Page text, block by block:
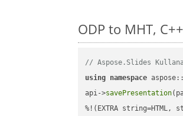
ODP to MHT,
// Aspose.Slides
using namespace
api->savePresentation